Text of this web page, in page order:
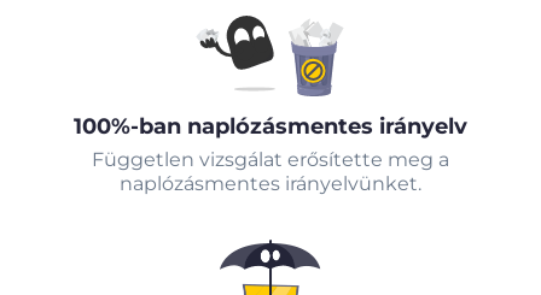
100%-ban naplózásmentes irányelv
Független vizsgálat erősítette meg a
naplózásmentes irányelvünket.